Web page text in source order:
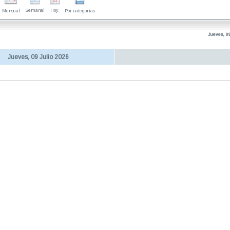
Mensual Semanal Hoy Por categorías
Jueves,
Jueves, 09 Julio 2026